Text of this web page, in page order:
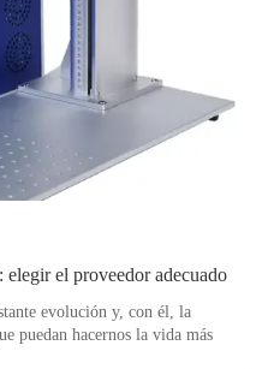
elegir el proveedor adecuado
evolución y, con él, la
puedan hacernos la vida más